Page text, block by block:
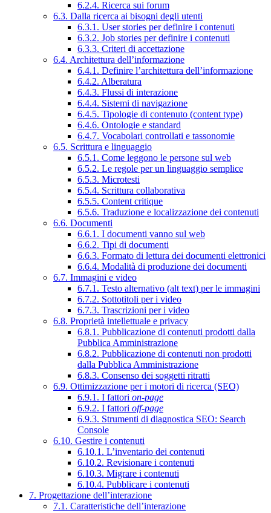
6.2.4. Ricerca sui forum
6.3. Dalla ricerca ai bisogni degli utenti
6.3.1. User stories per definire i contenuti
6.3.2. Job stories per definire i contenuti
6.3.3. Criteri di accettazione
6.4. Architettura dell’informazione
6.4.1. Definire l’architettura dell’informazione
6.4.2. Alberatura
6.4.3. Flussi di interazione
6.4.4. Sistemi di navigazione
6.4.5. Tipologie di contenuto (content type)
6.4.6. Ontologie e standard
6.4.7. Vocabolari controllati e tassonomie
6.5. Scrittura e linguaggio
6.5.1. Come leggono le persone sul web
6.5.2. Le regole per un linguaggio semplice
6.5.3. Microtesti
6.5.4. Scrittura collaborativa
6.5.5. Content critique
6.5.6. Traduzione e localizzazione dei contenuti
6.6. Documenti
6.6.1. I documenti vanno sul web
6.6.2. Tipi di documenti
6.6.3. Formato di lettura dei documenti elettronici
6.6.4. Modalità di produzione dei documenti
6.7. Immagini e video
6.7.1. Testo alternativo (alt text) per le immagini
6.7.2. Sottotitoli per i video
6.7.3. Trascrizioni per i video
6.8. Proprietà intellettuale e privacy
6.8.1. Pubblicazione di contenuti prodotti dalla
Pubblica Amministrazione
6.8.2. Pubblicazione di contenuti non prodotti
dalla Pubblica Amministrazione
6.8.3. Consenso dei soggetti ritratti
6.9. Ottimizzazione per i motori di ricerca (SEO)
6.9.1. I fattori on-page
6.9.2. I fattori off-page
6.9.3. Strumenti di diagnostica SEO: Search
Console
6.10. Gestire i contenuti
6.10.1. L’inventario dei contenuti
6.10.2. Revisionare i contenuti
6.10.3. Migrare i contenuti
6.10.4. Pubblicare i contenuti
7. Progettazione dell’interazione
7.1. Caratteristiche dell’interazione